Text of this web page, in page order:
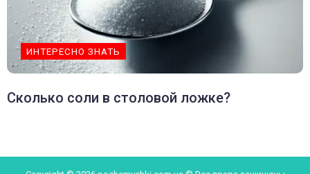
ИНТЕРЕСНО ЗНАТЬ
Сколько соли в столовой ложке?